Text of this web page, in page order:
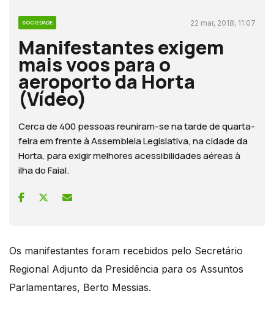
SOCIEDADE 22 mar, 2018, 11:07
Manifestantes exigem
mais voos para o
aeroporto da Horta
(Vídeo)
Cerca de 400 pessoas reuniram-se na tarde de quarta-
feira em frente à Assembleia Legislativa, na cidade da
Horta, para exigir melhores acessibilidades aéreas à
ilha do Faial.
Os manifestantes foram recebidos pelo Secretário
Regional Adjunto da Presidência para os Assuntos
Parlamentares, Berto Messias.